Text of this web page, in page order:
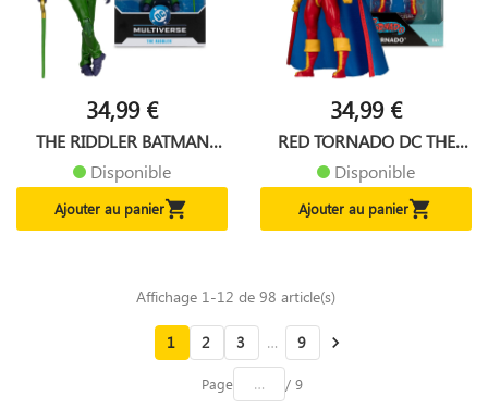
34,99 €
THE RIDDLER BATMAN
Disponible
Ajouter au panier
34,99 €
RED TORNADO DC THE
Disponible
Ajouter au panier
Affichage 1-12 de 98 article(s)
1 2 3 … 9 
Page / 9